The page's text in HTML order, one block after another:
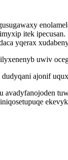
itek
yqerax
uwiv
ajonif